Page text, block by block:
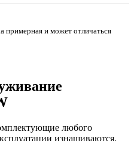
примерная и может отличаться
любого
изнашиваются,